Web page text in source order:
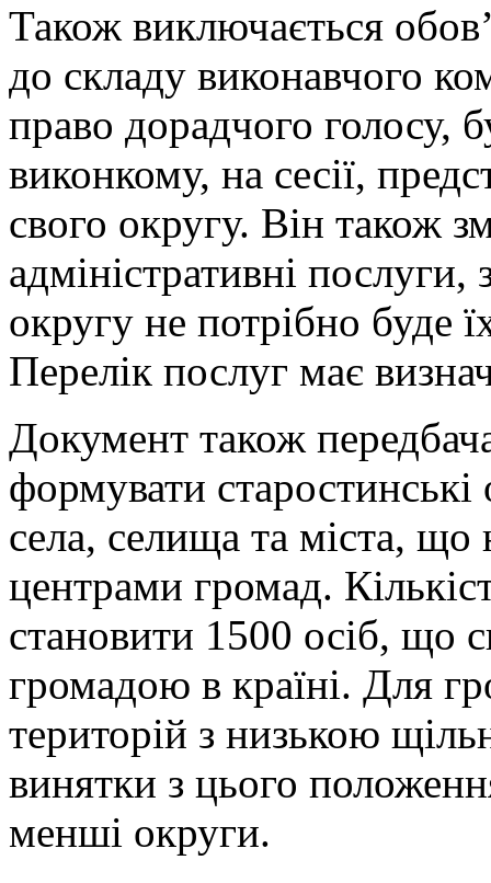
Також виключається
до складу виконавчого
право дорадчого голосу,
виконкому, на сесії,
свого округу. Він також
адміністративні
округу не потрібно буде
Перелік послуг має
Документ також
формувати
села, селища та міста, що
центрами громад.
становити 1500 осіб, що
громадою в країні. Для
територій з низькою
винятки з цього
менші округи.